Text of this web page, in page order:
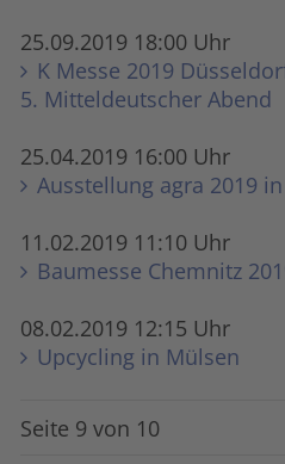
25.09.2019 18:00 Uhr
K Messe 2019
5. Mitteldeutscher Abend
25.04.2019 16:00 Uhr
Ausstellung agra 2019
11.02.2019 11:10 Uhr
Baumesse Chemnitz
08.02.2019 12:15 Uhr
Upcycling in Mülsen
Seite 9 von 10